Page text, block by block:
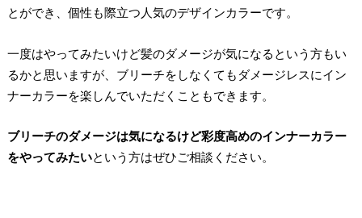
とができ、個性も際立つ人気のデザインカラーです。
一度はやってみたいけど髪のダメージが気になるという方もい
るかと思いますが、ブリーチをしなくてもダメージレスにイン
ナーカラーを楽しんでいただくこともできます。
ブリーチのダメージは気になるけど彩度高めのインナーカラー
をやってみたいという方はぜひご相談ください。